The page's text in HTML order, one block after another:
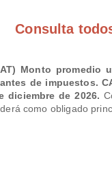
Consulta
Monto promedio
de impuestos.
diciembre de 2026.
como obligado